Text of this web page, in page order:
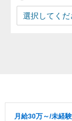
月給30万～/未経